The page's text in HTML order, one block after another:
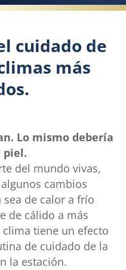
cuidado de
más
Lo mismo debería
piel.
del mundo vivas,
cambios
sea de calor a frío
de cálido a más
tiene un efecto
de cuidado de la
la estación.